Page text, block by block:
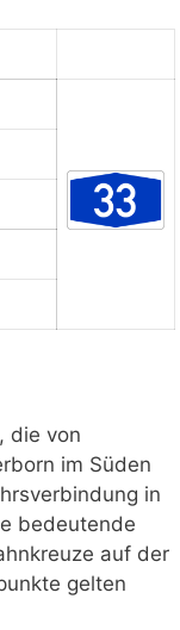
die von
im Süden
in
bedeutende
auf der
gelten